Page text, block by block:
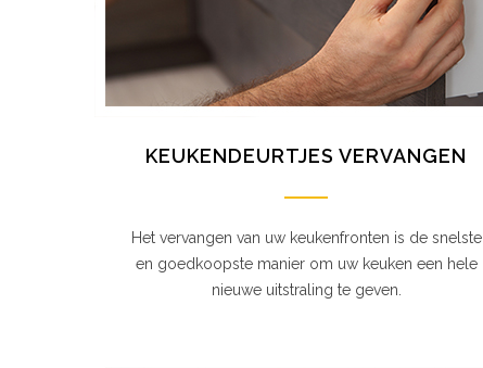
KEUKENDEURTJES VERVANGEN
Het vervangen van uw keukenfronten is de snelste
en goedkoopste manier om uw keuken een hele
nieuwe uitstraling te geven.